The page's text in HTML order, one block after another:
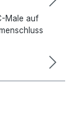
Male auf